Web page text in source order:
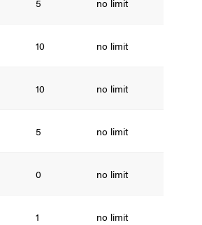
5 no limit
10 no limit
10 no limit
5 no limit
0 no limit
1 no limit